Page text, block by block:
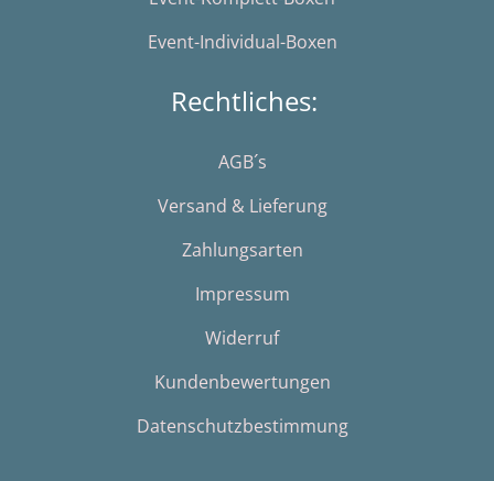
Event-Individual-Boxen
Rechtliches:
AGB´s
Versand & Lieferung
Zahlungsarten
Impressum
Widerruf
Kundenbewertungen
Datenschutzbestimmung